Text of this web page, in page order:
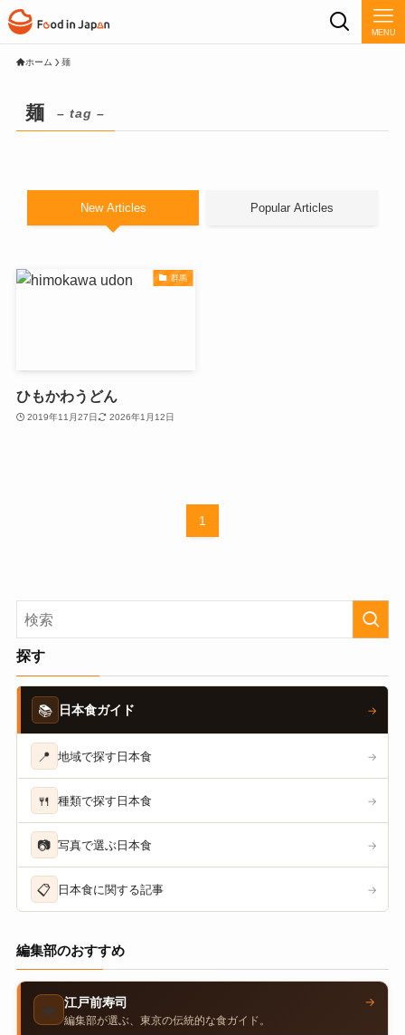
MENU
ホーム 麺
麺 – tag –
New Articles Popular Articles
群馬
ひもかわうどん
2019年11月27日 2026年1月12日
1
探す
📚 日本食ガイド →
📍 地域で探す日本食 →
🍴 種類で探す日本食 →
📷 写真で選ぶ日本食 →
📋 日本食に関する記事 →
編集部のおすすめ
🍣 江戸前寿司
編集部が選ぶ、東京の伝統的な食ガイド。
→